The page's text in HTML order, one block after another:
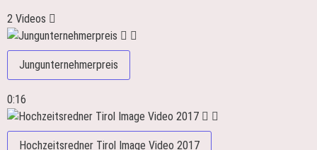
2 Videos
Jungunternehmerpreis
0:16
Hochzeitsredner Tirol Image Video 2017